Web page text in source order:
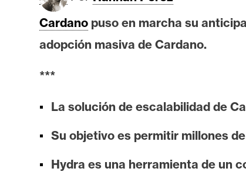
A
n
á
l
Cardano puso en marcha su
adopción masiva de Cardano.
***
La solución de escalabilidad de
Su objetivo es permitir millones
Hydra es una herramienta de un